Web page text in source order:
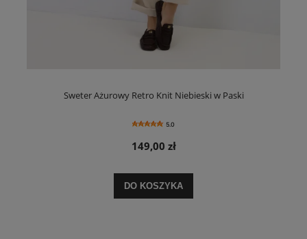
Sweter Ażurowy Retro Knit Niebieski w Paski
5.0
149,00 zł
DO KOSZYKA